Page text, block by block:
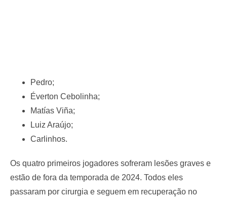
Pedro;
Éverton Cebolinha;
Matías Viña;
Luiz Araújo;
Carlinhos.
Os quatro primeiros jogadores sofreram lesões graves e
estão de fora da temporada de 2024. Todos eles
passaram por cirurgia e seguem em recuperação no